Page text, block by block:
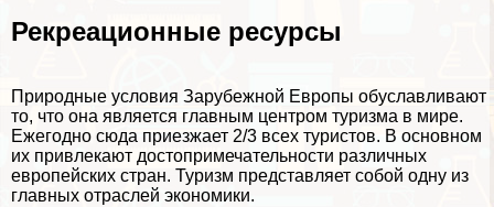
Рекреационные ресурсы
Природные условия Зарубежной Европы обуславливают
то, что она является главным центром туризма в мире.
Ежегодно сюда приезжает 2/3 всех туристов. В основном
их привлекают достопримечательности различных
европейских стран. Туризм представляет собой одну из
главных отраслей экономики.